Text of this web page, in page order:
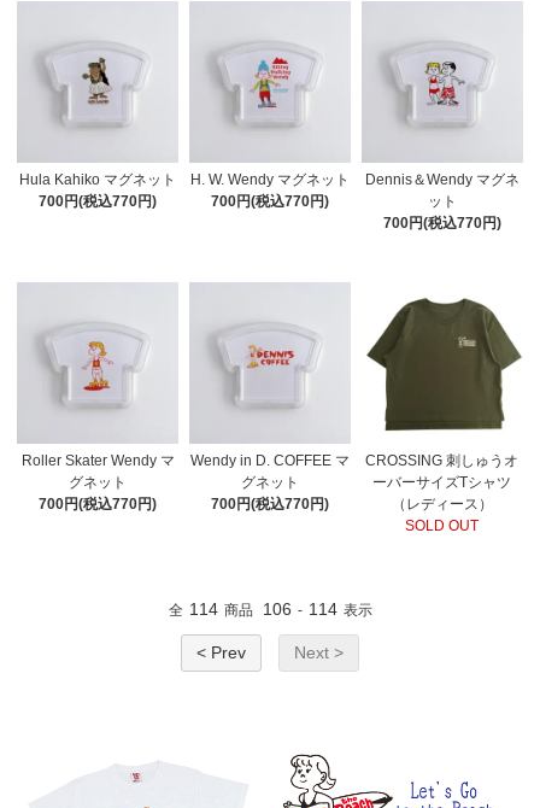
Hula Kahiko マグネット
700円(税込770円)
H. W. Wendy マグネット
700円(税込770円)
Dennis＆Wendy マグネ
ット
700円(税込770円)
Roller Skater Wendy マ
グネット
700円(税込770円)
Wendy in D. COFFEE マ
グネット
700円(税込770円)
CROSSING 刺しゅうオ
ーバーサイズTシャツ
（レディース）
SOLD OUT
全 114 商品 106 - 114 表示
< Prev Next >